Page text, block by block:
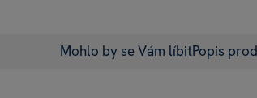
Mohlo by se Vám líbitPopis